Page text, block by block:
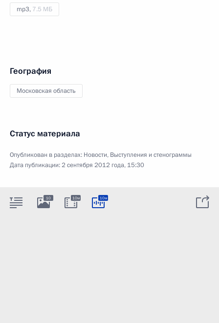
mp3, 7.5 МБ
География
Московская область
Статус материала
Опубликован в разделах: Новости, Выступления и стенограммы
Дата публикации:2 сентября 2012 года, 15:30
10 10м 10м